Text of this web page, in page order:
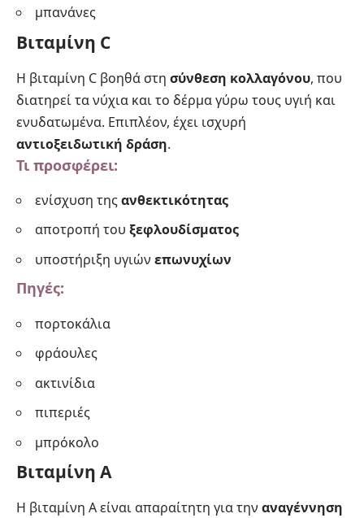
μπανάνες
Βιταμίνη C
Η βιταμίνη C βοηθά στη σύνθεση κολλαγόνου, που
διατηρεί τα νύχια και το δέρμα γύρω τους υγιή και
ενυδατωμένα. Επιπλέον, έχει ισχυρή
αντιοξειδωτική δράση.
Τι προσφέρει:
ενίσχυση τηςανθεκτικότητας
αποτροπή του ξεφλουδίσματος
υποστήριξη υγιών επωνυχίων
Πηγές:
πορτοκάλια
φράουλες
ακτινίδια
πιπεριές
μπρόκολο
Βιταμίνη Α
Η βιταμίνη Α είναι απαραίτητη για την αναγέννηση